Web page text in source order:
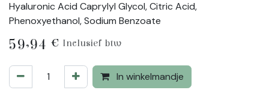
Hyaluronic Acid Caprylyl Glycol, Citric Acid,
Phenoxyethanol, Sodium Benzoate
59,94 € Inclusief btw
In winkelmandje